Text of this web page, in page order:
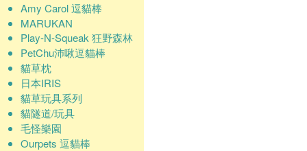
Amy Carol 逗貓棒
MARUKAN
Play-N-Squeak 狂野森林
PetChu沛啾逗貓棒
貓草枕
日本IRIS
貓草玩具系列
貓隧道/玩具
毛怪樂園
Ourpets 逗貓棒